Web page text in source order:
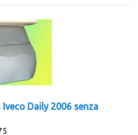
Daily 2006 senza